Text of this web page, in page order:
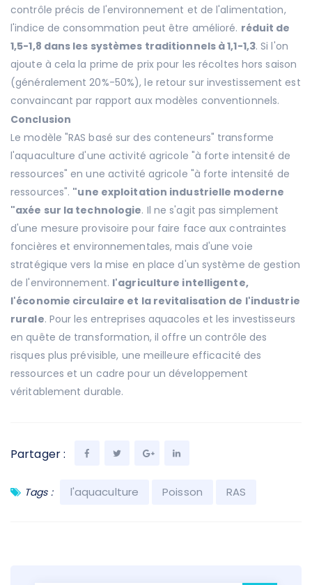
contrôle précis de l'environnement et de l'alimentation,
l'indice de consommation peut être amélioré. réduit de
1,5-1,8 dans les systèmes traditionnels à 1,1-1,3. Si l'on
ajoute à cela la prime de prix pour les récoltes hors saison
(généralement 20%-50%), le retour sur investissement est
convaincant par rapport aux modèles conventionnels.
Conclusion
Le modèle "RAS basé sur des conteneurs" transforme
l'aquaculture d'une activité agricole "à forte intensité de
ressources" en une activité agricole "à forte intensité de
ressources". "une exploitation industrielle moderne
"axée sur la technologie. Il ne s'agit pas simplement
d'une mesure provisoire pour faire face aux contraintes
foncières et environnementales, mais d'une voie
stratégique vers la mise en place d'un système de gestion
de l'environnement. l'agriculture intelligente,
l'économie circulaire et la revitalisation de l'industrie
rurale. Pour les entreprises aquacoles et les investisseurs
en quête de transformation, il offre un contrôle des
risques plus prévisible, une meilleure efficacité des
ressources et un cadre pour un développement
véritablement durable.
Partager :
Tags : l'aquaculture Poisson RAS